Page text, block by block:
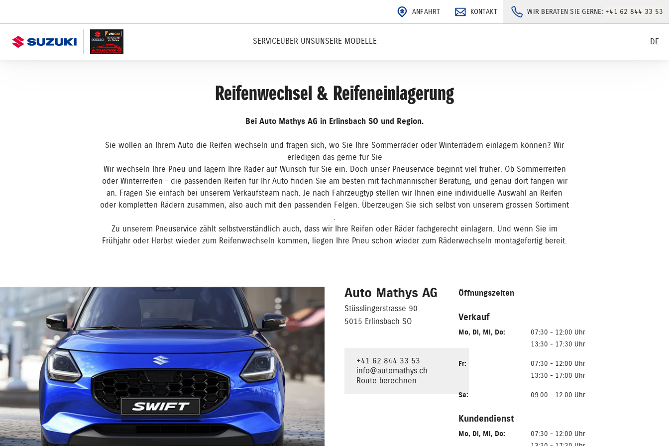
ANFAHRT KONTAKT WIR BERATEN SIE GERNE: +41 62 844 33 53
SERVICEÜBER UNSUNSERE MODELLE DE
Reifenwechsel & Reifeneinlagerung
Bei Auto Mathys AG in Erlinsbach SO und Region.
Sie wollen an Ihrem Auto die Reifen wechseln und fragen sich, wo Sie Ihre Sommerräder oder Winterrädern einlagern können? Wir
erledigen das gerne für Sie
Wir wechseln Ihre Pneu und lagern Ihre Räder auf Wunsch für Sie ein. Doch unser Pneuservice beginnt viel früher: Ob Sommerreifen
oder Winterreifen – die passenden Reifen für Ihr Auto finden Sie am besten mit fachmännischer Beratung, und genau dort fangen wir
an. Fragen Sie einfach bei unserem Verkaufsteam nach. Je nach Fahrzeugtyp stellen wir Ihnen eine individuelle Auswahl an Reifen
oder kompletten Rädern zusammen, also auch mit den passenden Felgen. Überzeugen Sie sich selbst von unserem grossen Sortiment
.
Zu unserem Pneuservice zählt selbstverständlich auch, dass wir Ihre Reifen oder Räder fachgerecht einlagern. Und wenn Sie im
Frühjahr oder Herbst wieder zum Reifenwechseln kommen, liegen Ihre Pneu schon wieder zum Räderwechseln montagefertig bereit.
Auto Mathys AG
Stüsslingerstrasse 90
5015 Erlinsbach SO
+41 62 844 33 53
info@automathys.ch
Route berechnen
Öffnungszeiten
Verkauf
Mo, Di, Mi, Do:
07:30 - 12:00 Uhr
13:30 - 17:30 Uhr
Fr:
07:30 - 12:00 Uhr
13:30 - 17:00 Uhr
Sa: 09:00 - 12:00 Uhr
Kundendienst
Mo, Di, Mi, Do:
07:30 - 12:00 Uhr